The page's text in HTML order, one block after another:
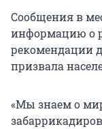
Сообщения в
информацию о
рекомендации
призвала
«Мы знаем о